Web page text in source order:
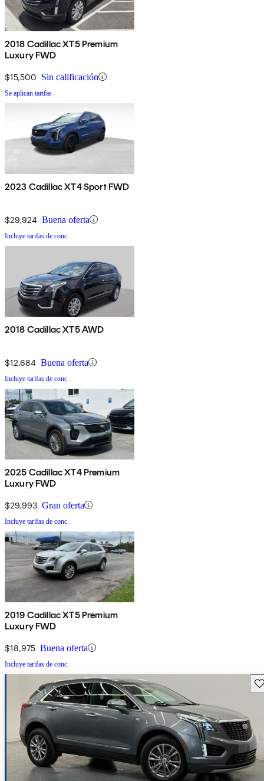
2018 Cadillac XT5 Premium
Luxury FWD
$15,500 Sin calificación
Se aplican tarifas
2023 Cadillac XT4 Sport FWD
$29,924 Buena oferta
Incluye tarifas de conc.
2018 Cadillac XT5 AWD
$12,684 Buena oferta
Incluye tarifas de conc.
2025 Cadillac XT4 Premium
Luxury FWD
$29,993 Gran oferta
Incluye tarifas de conc.
2019 Cadillac XT5 Premium
Luxury FWD
$18,975 Buena oferta
Incluye tarifas de conc.